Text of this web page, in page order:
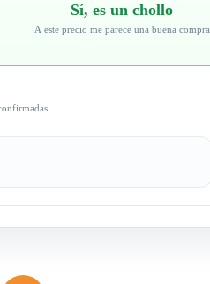
Sí, es un chollo
A este precio me parece una buena compra